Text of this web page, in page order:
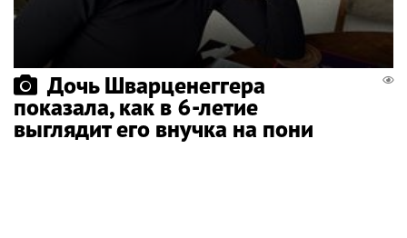
Дочь Шварценеггера
показала, как в 6-летие
выглядит его внучка на пони